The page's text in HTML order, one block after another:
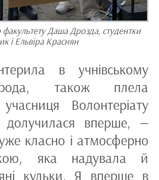
Даша Дрозда, студентки
і Ельвіра Краснян
в учнівському
також плела
Волонтеріату
долучилася вперше, —
класно і атмосферно
яка надувала й
кульки. Я вперше в